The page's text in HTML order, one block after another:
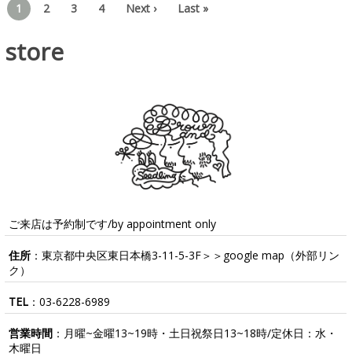
1 2 3 4 Next › Last »
store
ご来店は予約制です/by appointment only
住所：東京都中央区東日本橋3-11-5-3F＞＞ google map （外部リン
ク）
TEL： 03-6228-6989
営業時間：月曜~金曜13~19時・土日祝祭日13~18時/定休日：水・
木曜日